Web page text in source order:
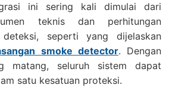
ini sering kali dimulai dari
teknis dan perhitungan
seperti yang dijelaskan
smoke detector. Dengan
matang, seluruh sistem dapat
satu kesatuan proteksi.